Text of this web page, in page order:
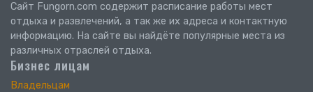
Сайт Fungorn.com содержит расписание работы мест
отдыха и развлечений, а так же их адреса и контактную
информацию. На сайте вы найдёте популярные места из
различных отраслей отдыха.
Бизнес лицам
Владельцам